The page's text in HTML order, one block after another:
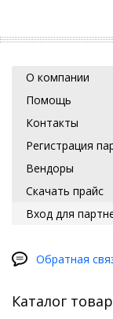
О компании
Помощь
Контакты
Регистрация
Вендоры
Скачать прайс
Вход для
Обратная
Каталог